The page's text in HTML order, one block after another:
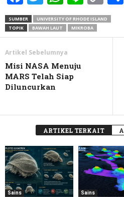
Link
SUMBER
UNIVERSITY OF RHODE ISLAND
TOPIK
BAWAH LAUT MIKROBA
Artikel Sebelumnya
Misi NASA Menuju
MARS Telah Siap
Diluncurkan
ARTIKEL TERKAIT
Sains Sains